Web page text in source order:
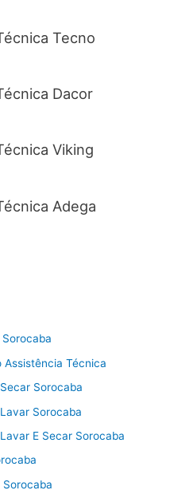
Tecno
Dacor
Viking
Adega
Técnica
Sorocaba
Sorocaba
E Secar Sorocaba